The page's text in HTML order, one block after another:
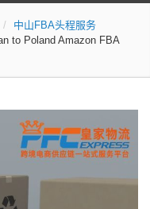
中山FBA头程服务
to Poland Amazon FBA